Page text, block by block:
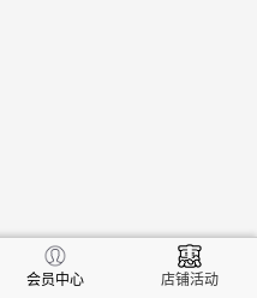
会员中心 店铺活动